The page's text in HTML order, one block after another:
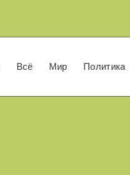
Всё Мир Политика